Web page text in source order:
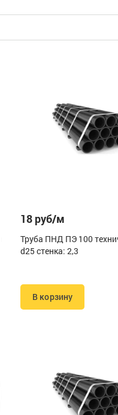
18 руб/м
Труба ПНД ПЭ 100
d25 стенка: 2,3
В корзину